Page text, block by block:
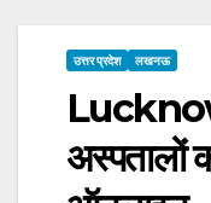
उत्तर प्रदेश लखनऊ
अस्पतालों